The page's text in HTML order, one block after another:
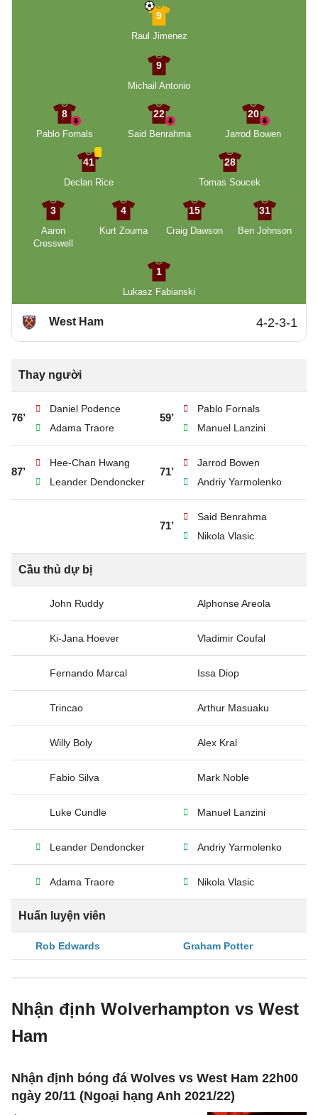
9
Raul Jimenez
9
Michail Antonio
8
Pablo Fornals
22
Said Benrahma
20
Jarrod Bowen
41
Declan Rice
28
Tomas Soucek
3
Aaron
Cresswell
4
Kurt Zouma
15
Craig Dawson
31
Ben Johnson
1
Lukasz Fabianski
West Ham 4-2-3-1
Thay người
76’
Daniel Podence
Adama Traore
59’
Pablo Fornals
Manuel Lanzini
87’
Hee-Chan Hwang
Leander Dendoncker
71’
Jarrod Bowen
Andriy Yarmolenko
71’
Said Benrahma
Nikola Vlasic
Cầu thủ dự bị
John Ruddy Alphonse Areola
Ki-Jana Hoever Vladimir Coufal
Fernando Marcal Issa Diop
Trincao Arthur Masuaku
Willy Boly Alex Kral
Fabio Silva Mark Noble
Luke Cundle Manuel Lanzini
Leander Dendoncker Andriy Yarmolenko
Adama Traore Nikola Vlasic
Huấn luyện viên
Rob Edwards Graham Potter
Nhận định Wolverhampton vs West
Ham
Nhận định bóng đá Wolves vs West Ham 22h00
ngày 20/11 (Ngoại hạng Anh 2021/22)